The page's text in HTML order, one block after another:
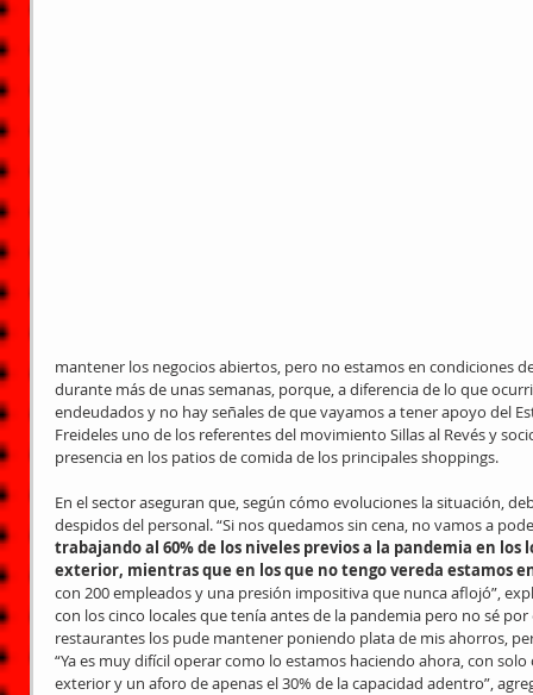
mantener los negocios abiertos, pero no estamos en condiciones
durante más de unas semanas, porque, a diferencia de lo que
endeudados y no hay señales de que vayamos a tener apoyo del
Freideles uno de los referentes del movimiento Sillas al Revés y
presencia en los patios de comida de los principales shoppings.
En el sector aseguran que, según cómo evoluciones la situación,
despidos del personal. “Si nos quedamos sin cena, no vamos a
trabajando al 60% de los niveles previos a la pandemia en los
exterior, mientras que en los que no tengo vereda estamos
con 200 empleados y una presión impositiva que nunca aflojó”,
con los cinco locales que tenía antes de la pandemia pero no sé
restaurantes los pude mantener poniendo plata de mis ahorros,
“Ya es muy difícil operar como lo estamos haciendo ahora, con
exterior y un aforo de apenas el 30% de la capacidad adentro”,